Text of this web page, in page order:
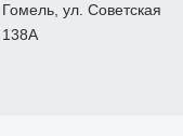
Гомель, ул. Советская
138А